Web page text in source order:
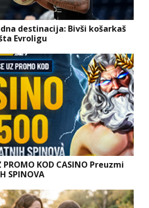
destinacija: Bivši košarkaš
Evroligu
PROMO KOD CASINO Preuzmi
SPINOVA